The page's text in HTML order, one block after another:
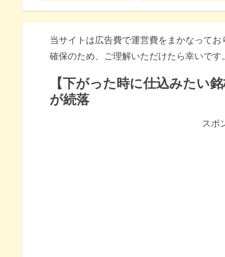
当サイトは広告費で運営費をまかなって
確保のため、ご理解いただけたら幸いです
【下がった時に仕込みたい
が続落
スポ